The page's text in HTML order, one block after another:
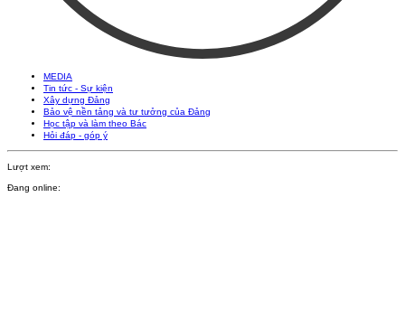
MEDIA
Tin tức - Sự kiện
Xây dựng Đảng
Bảo vệ nền tảng và tư tưởng của Đảng
Học tập và làm theo Bác
Hỏi đáp - góp ý
Lượt xem:
Đang online: